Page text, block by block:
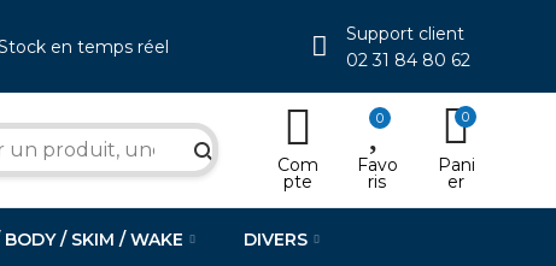
en temps réel
Support client
02 31 84 80 62
search Com
pte
0
Favo
ris
0
Pani
er
BODY / SKIM / WAKE DIVERS